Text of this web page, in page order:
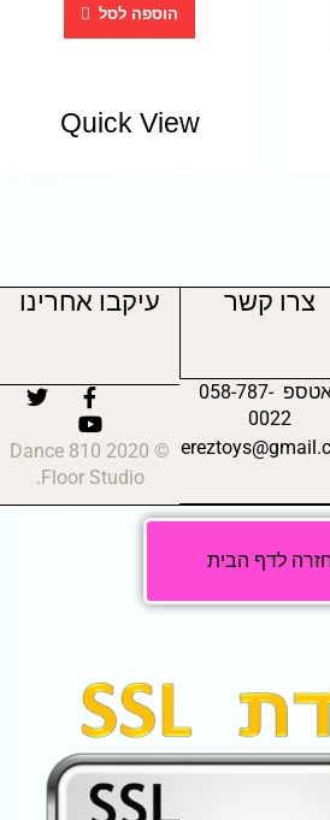
הוספה לסל
Quick View
צרו קשר
וואטספ 058-787-
0022
עיקבו אחרינו
© 2020 810 Dance
Floor Studio.
לדף הבית